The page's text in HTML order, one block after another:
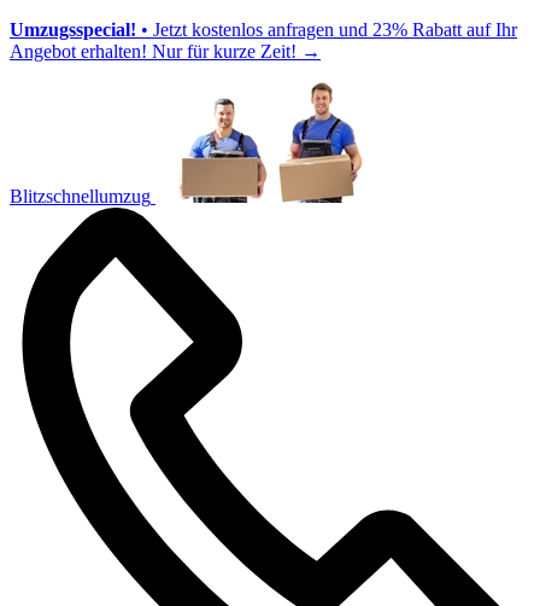
Umzugsspecial! • Jetzt kostenlos anfragen und 23% Rabatt auf Ihr
Angebot erhalten! Nur für kurze Zeit! →
Blitzschnellumzug